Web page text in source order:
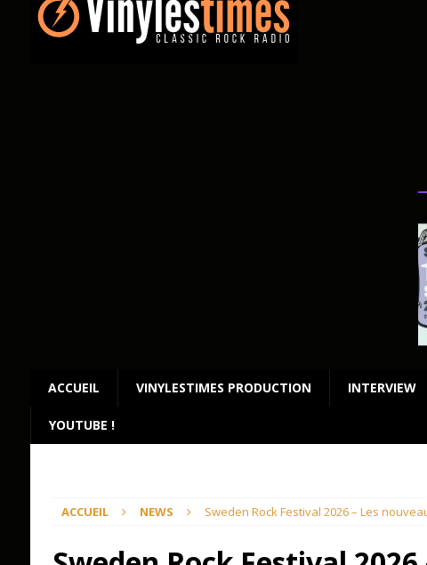
ACCUEIL VINYLESTIMES PRODUCTION INTERVIEW
YOUTUBE !
ACCUEIL NEWS Sweden Rock Festival 2026 – Les